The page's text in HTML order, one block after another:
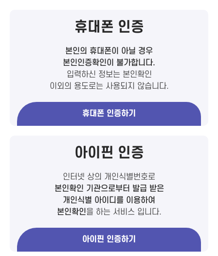
휴대폰 인증
본인의 휴대폰이 아닐 경우
본인인증확인이 불가합니다.
입력하신 정보는 본인확인
이외의 용도로는 사용되지 않습니다.
휴대폰 인증하기
아이핀 인증
인터넷 상의 개인식별번호로
본인확인 기관으로부터 발급 받은
개인식별 아이디를 이용하여
본인확인을 하는 서비스 입니다.
아이핀 인증하기